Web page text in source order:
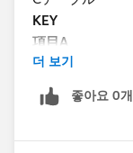
KEY
項目A
項目F
項目G
더 보기
좋아요 0개